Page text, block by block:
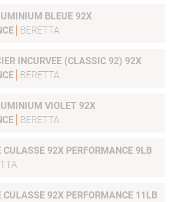
BLEUE 92X
BERETTA
INCURVEE (CLASSIC 92) 92X
BERETTA
VIOLET 92X
BERETTA
CULASSE 92X PERFORMANCE 9LB
CULASSE 92X PERFORMANCE 11LB